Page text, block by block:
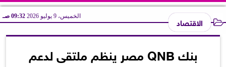
الاقتصاد الخميس، 9 يوليو 2026 09:32 صـ
بنك QNB مصر ينظم ملتقى لدعم